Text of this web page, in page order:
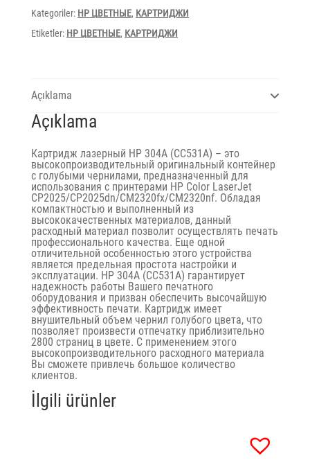
Kategoriler: HP ЦВЕТНЫЕ, КАРТРИДЖИ
Etiketler: HP ЦВЕТНЫЕ, КАРТРИДЖИ
Açıklama
Açıklama
Картридж лазерный HP 304A (CC531A) – это
высокопроизводительный оригинальный контейнер
с голубыми чернилами, предназначенный для
использования с принтерами HP Color LaserJet
CP2025/CP2025dn/CM2320fx/CM2320nf. Обладая
компактностью и выполненный из
высококачественных материалов, данный
расходный материал позволит осуществлять печать
профессионального качества. Еще одной
отличительной особенностью этого устройства
является предельная простота настройки и
эксплуатации. HP 304A (CC531A) гарантирует
надежность работы Вашего печатного
оборудования и призван обеспечить высочайшую
эффективность печати. Картридж имеет
внушительный объем чернил голубого цвета, что
позволяет произвести отпечатку приблизительно
2800 страниц в цвете. С применением этого
высокопроизводительного расходного материала
Вы сможете привлечь большое количество
клиентов.
İlgili ürünler